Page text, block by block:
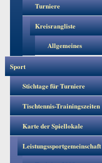
Turniere
Kreisrangliste
Allgemeines
Sport
Stichtage für Turniere
Tischtennis-Trainingszeiten
Karte der Spiellokale
Leistungssportgemeinschaft